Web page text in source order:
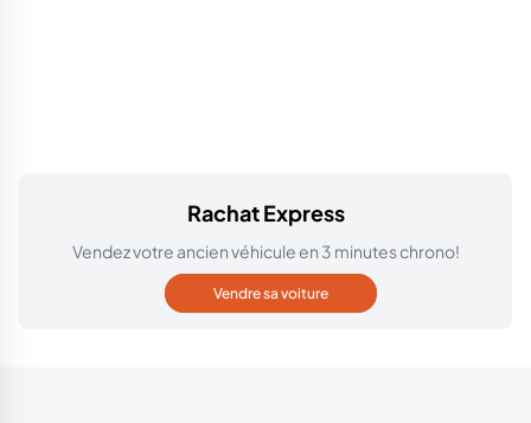
Rachat Express
Vendez votre ancien véhicule en 3 minutes chrono!
Vendre sa voiture